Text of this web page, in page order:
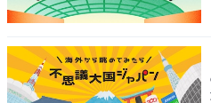
和歌の浦温泉 萬波 MANPA RESORT（
和歌の浦温泉 萬波 MANPA